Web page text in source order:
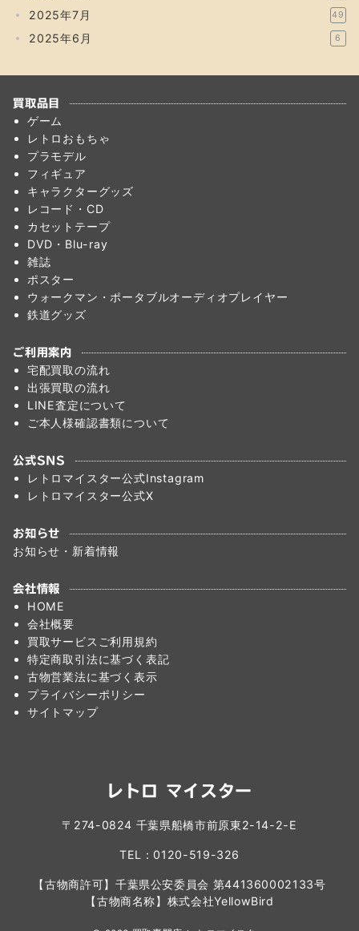
2025年7月 49
2025年6月 6
買取品目
ゲーム
レトロおもちゃ
プラモデル
フィギュア
キャラクターグッズ
レコード・CD
カセットテープ
DVD・Blu-ray
雑誌
ポスター
ウォークマン・ポータブルオーディオプレイヤー
鉄道グッズ
ご利用案内
宅配買取の流れ
出張買取の流れ
LINE査定について
ご本人様確認書類について
公式SNS
レトロマイスター公式Instagram
レトロマイスター公式X
お知らせ
お知らせ・新着情報
会社情報
HOME
会社概要
買取サービスご利用規約
特定商取引法に基づく表記
古物営業法に基づく表示
プライバシーポリシー
サイトマップ
レトロ マイスター
〒274-0824 千葉県船橋市前原東2-14-2-E
TEL：0120-519-326
【古物商許可】千葉県公安委員会 第441360002133号
【古物商名称】株式会社YellowBird